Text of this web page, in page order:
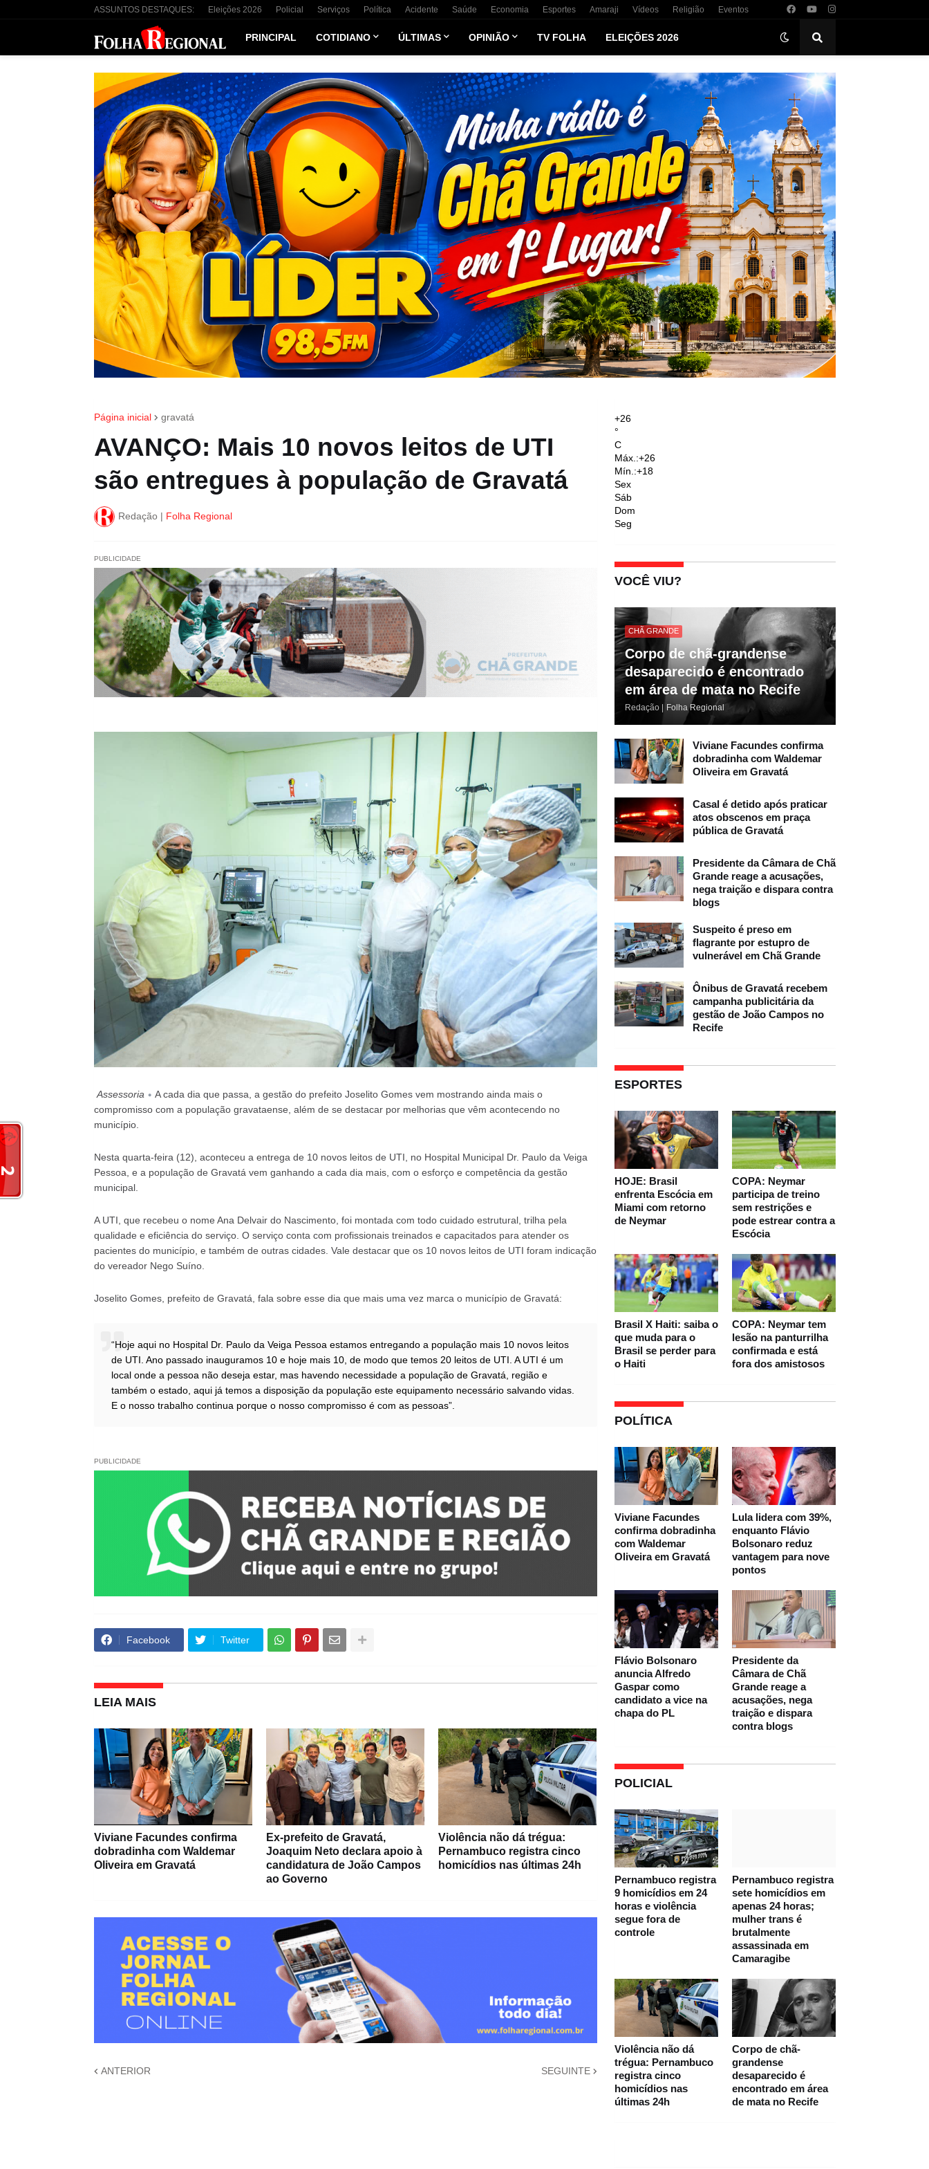
ASSUNTOS DESTAQUES: Eleições 2026 Policial Serviços Política Acidente Saúde Economia Esportes Amaraji Vídeos Religião Eventos
PRINCIPAL COTIDIANO ÚLTIMAS OPINIÃO TV FOLHA ELEIÇÕES 2026
Página inicial gravatá
AVANÇO: Mais 10 novos leitos de UTI
são entregues à população de Gravatá
Redação | Folha Regional
PUBLICIDADE
Assessoria • A cada dia que passa, a gestão do prefeito Joselito Gomes vem mostrando ainda mais o
compromisso com a população gravataense, além de se destacar por melhorias que vêm acontecendo no
município.
Nesta quarta-feira (12), aconteceu a entrega de 10 novos leitos de UTI, no Hospital Municipal Dr. Paulo da Veiga
Pessoa, e a população de Gravatá vem ganhando a cada dia mais, com o esforço e competência da gestão
municipal.
A UTI, que recebeu o nome Ana Delvair do Nascimento, foi montada com todo cuidado estrutural, trilha pela
qualidade e eficiência do serviço. O serviço conta com profissionais treinados e capacitados para atender os
pacientes do município, e também de outras cidades. Vale destacar que os 10 novos leitos de UTI foram indicação
do vereador Nego Suíno.
Joselito Gomes, prefeito de Gravatá, fala sobre esse dia que mais uma vez marca o município de Gravatá:
“Hoje aqui no Hospital Dr. Paulo da Veiga Pessoa estamos entregando a população mais 10 novos leitos
de UTI. Ano passado inauguramos 10 e hoje mais 10, de modo que temos 20 leitos de UTI. A UTI é um
local onde a pessoa não deseja estar, mas havendo necessidade a população de Gravatá, região e
também o estado, aqui já temos a disposição da população este equipamento necessário salvando vidas.
E o nosso trabalho continua porque o nosso compromisso é com as pessoas”.
PUBLICIDADE
Facebook Twitter
LEIA MAIS
Viviane Facundes confirma
dobradinha com Waldemar
Oliveira em Gravatá
Ex-prefeito de Gravatá,
Joaquim Neto declara apoio à
candidatura de João Campos
ao Governo
Violência não dá trégua:
Pernambuco registra cinco
homicídios nas últimas 24h
ANTERIOR SEGUINTE
+26
°
C
Máx.:+26
Mín.:+18
Sex
Sáb
Dom
Seg
VOCÊ VIU?
CHÃ GRANDE
Corpo de chã-grandense
desaparecido é encontrado
em área de mata no Recife
Redação | Folha Regional
Viviane Facundes confirma
dobradinha com Waldemar
Oliveira em Gravatá
Casal é detido após praticar
atos obscenos em praça
pública de Gravatá
Presidente da Câmara de Chã
Grande reage a acusações,
nega traição e dispara contra
blogs
Suspeito é preso em
flagrante por estupro de
vulnerável em Chã Grande
Ônibus de Gravatá recebem
campanha publicitária da
gestão de João Campos no
Recife
ESPORTES
HOJE: Brasil
enfrenta Escócia em
Miami com retorno
de Neymar
COPA: Neymar
participa de treino
sem restrições e
pode estrear contra a
Escócia
Brasil X Haiti: saiba o
que muda para o
Brasil se perder para
o Haiti
COPA: Neymar tem
lesão na panturrilha
confirmada e está
fora dos amistosos
POLÍTICA
Viviane Facundes
confirma dobradinha
com Waldemar
Oliveira em Gravatá
Lula lidera com 39%,
enquanto Flávio
Bolsonaro reduz
vantagem para nove
pontos
Flávio Bolsonaro
anuncia Alfredo
Gaspar como
candidato a vice na
chapa do PL
Presidente da
Câmara de Chã
Grande reage a
acusações, nega
traição e dispara
contra blogs
POLICIAL
Pernambuco registra
9 homicídios em 24
horas e violência
segue fora de
controle
Pernambuco registra
sete homicídios em
apenas 24 horas;
mulher trans é
brutalmente
assassinada em
Camaragibe
Violência não dá
trégua: Pernambuco
registra cinco
homicídios nas
últimas 24h
Corpo de chã-
grandense
desaparecido é
encontrado em área
de mata no Recife